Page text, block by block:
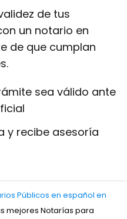
de tus
un notario en
de que cumplan
sea válido ante
y recibe asesoría
Públicos en español en
mejores Notarías para